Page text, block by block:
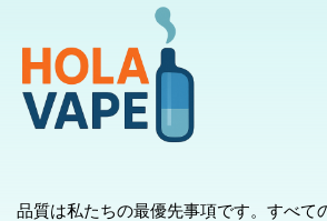
品質は私たちの最優先事項です。すべて